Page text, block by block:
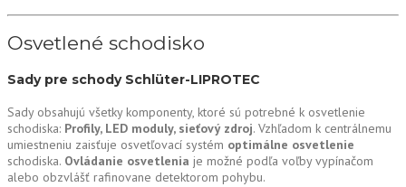
Osvetlené schodisko
Sady pre schody Schlüter-LIPROTEC
Sady obsahujú všetky komponenty, ktoré sú potrebné k osvetlenie
schodiska: Profily, LED moduly, sieťový zdroj. Vzhľadom k centrálnemu
umiestneniu zaisťuje osvetľovací systém optimálne osvetlenie
schodiska. Ovládanie osvetlenia je možné podľa voľby vypínačom
alebo obzvlášť rafinovane detektorom pohybu.